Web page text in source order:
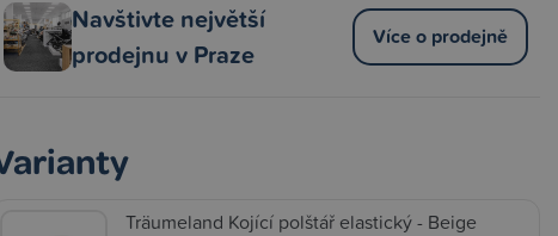
Navštivte největší
prodejnu v Praze
Více o prodejně
Träumeland Kojící polštář elastický - Beige